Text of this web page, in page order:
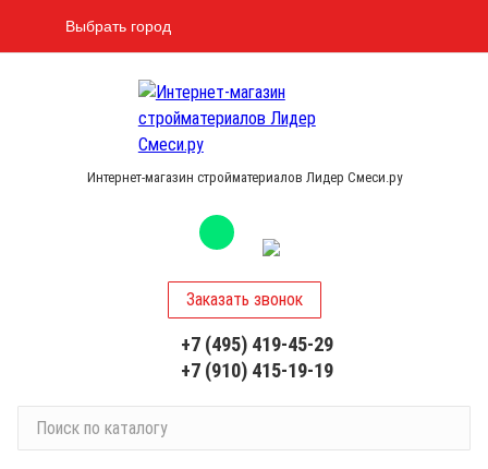
Выбрать город
Интернет-магазин стройматериалов Лидер Смеси.ру
Заказать звонок
+7 (495) 419-45-29
+7 (910) 415-19-19